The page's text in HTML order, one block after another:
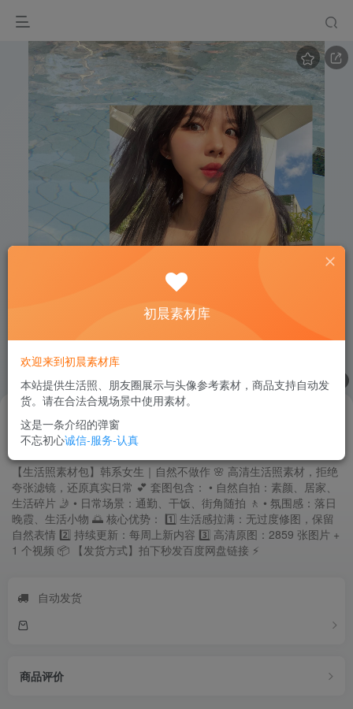
1/
韩系女生生活感写真｜清新自然 2859张+1视频
【生活照素材包】韩系女生｜自然不做作 🌸 高清生活照素材，拒绝
夸张滤镜，还原真实日常 💕 套图包含： • 自然自拍：素颜、居家、
生活碎片 🤳 • 日常场景：通勤、干饭、街角随拍 🚶 • 氛围感：落日
晚霞、生活小物 🌅 核心优势： 1️⃣ 生活感拉满：无过度修图，保留
自然表情 2️⃣ 持续更新：每周上新内容 3️⃣ 高清原图：2859 张图片 +
1 个视频 📦 【发货方式】拍下秒发百度网盘链接 ⚡
￥28.88
自动发货
商品评价
初晨素材库
欢迎来到初晨素材库
本站提供生活照、朋友圈展示与头像参考素材，商品支持自动发
货。请在合法合规场景中使用素材。
这是一条介绍的弹窗
不忘初心诚信-服务-认真